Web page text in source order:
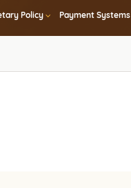
Policy Payment Systems